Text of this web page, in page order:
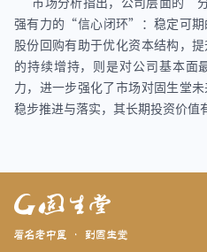
市场分析指出，公司层面的“
强有力的“信心闭环”：稳定可期
股份回购有助于优化资本结构，
的持续增持，则是对公司基本面
力，进一步强化了市场对固生堂
稳步推进与落实，其长期投资价值